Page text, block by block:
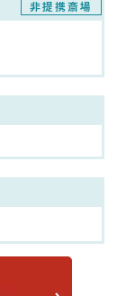
非提携斎場